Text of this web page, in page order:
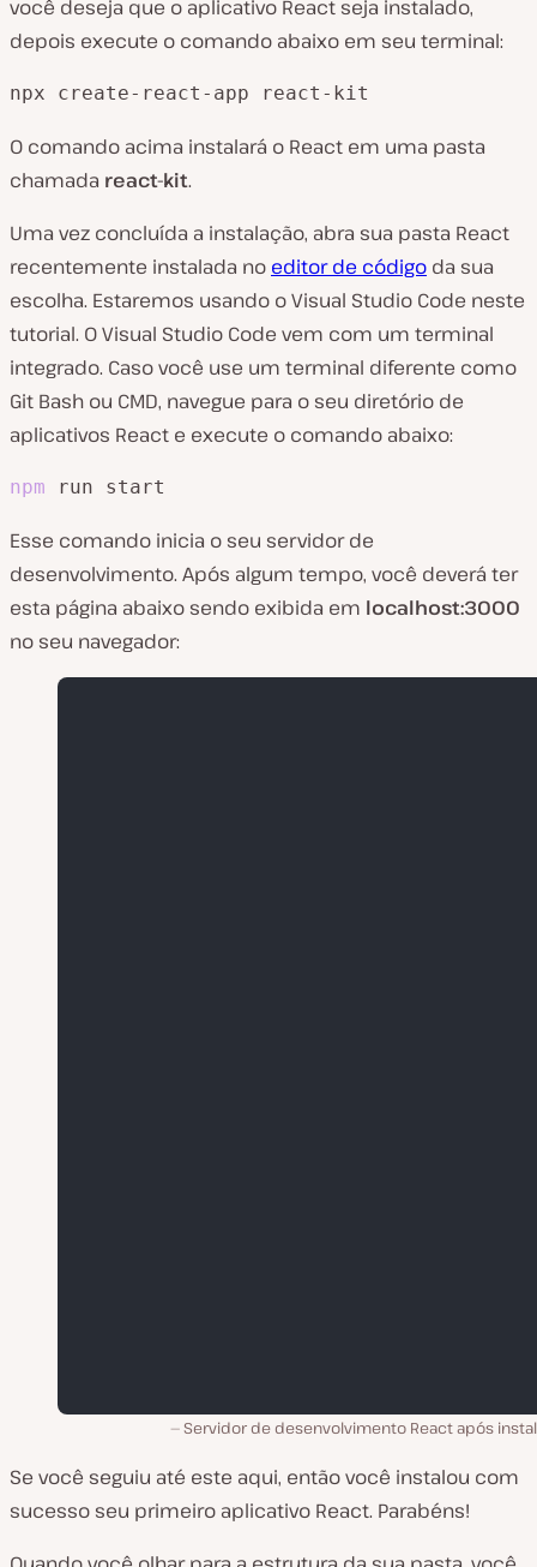
você deseja que o aplicativo React seja instalado,
depois execute o comando abaixo em seu terminal:
npx create-react-app react-kit
O comando acima instalará o React em uma pasta
chamada react-kit.
Uma vez concluída a instalação, abra sua pasta React
recentemente instalada no editor de código da sua
escolha. Estaremos usando o Visual Studio Code neste
tutorial. O Visual Studio Code vem com um terminal
integrado. Caso você use um terminal diferente como
Git Bash ou CMD, navegue para o seu diretório de
aplicativos React e execute o comando abaixo:
npm run start
Esse comando inicia o seu servidor de
desenvolvimento. Após algum tempo, você deverá ter
esta página abaixo sendo exibida em localhost:3000
no seu navegador:
Servidor de desenvolvimento React após
Se você seguiu até este aqui, então você instalou com
sucesso seu primeiro aplicativo React. Parabéns!